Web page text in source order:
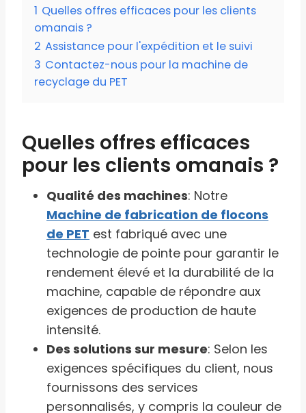
1 Quelles offres efficaces pour les clients
omanais ?
2 Assistance pour l'expédition et le suivi
3 Contactez-nous pour la machine de
recyclage du PET
Quelles offres efficaces
pour les clients omanais ?
Qualité des machines: Notre
Machine de fabrication de flocons
de PET est fabriqué avec une
technologie de pointe pour garantir le
rendement élevé et la durabilité de la
machine, capable de répondre aux
exigences de production de haute
intensité.
Des solutions sur mesure: Selon les
exigences spécifiques du client, nous
fournissons des services
personnalisés, y compris la couleur de